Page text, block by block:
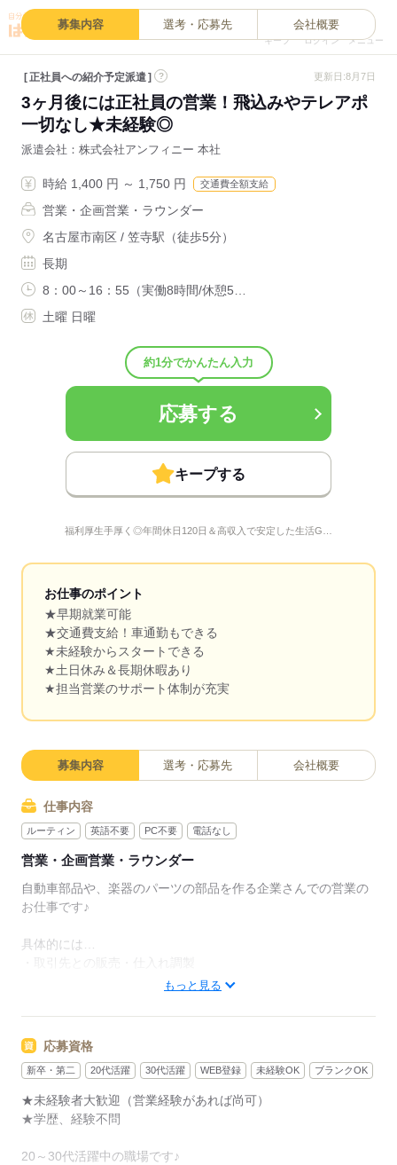
キープ ログイン メニュー
募集内容 選考・応募先 会社概要
正社員への紹介予定派遣 ? 更新日:8月7日
3ヶ月後には正社員の営業！飛込みやテレアポ
一切なし★未経験◎
派遣会社 株式会社アンフィニー 本社
時給 1,400 円 ～ 1,750 円 交通費全額支給
営業・企画営業・ラウンダー
名古屋市南区 / 笠寺駅（徒歩5分）
長期
8：00～16：55（実働8時間/休憩5…
土曜 日曜
約1分でかんたん入力
応募する
キープする
福利厚生手厚く◎年間休日120日＆高収入で安定した生活G…
お仕事のポイント
★早期就業可能
★交通費支給！車通勤もできる
★未経験からスタートできる
★土日休み＆長期休暇あり
★担当営業のサポート体制が充実
募集内容 選考・応募先 会社概要
仕事内容
ルーティン 英語不要 PC不要 電話なし
営業・企画営業・ラウンダー
自動車部品や、楽器のパーツの部品を作る企業さんでの営業の
お仕事です♪
具体的には…
・販売製品を通じて取引先へのアフターフォロー
初めのうちはわからないことが当たり前！
困ったときは近くに先輩がいるのでいつでも相談可能。
社内で話しにくいことは担当営業にすぐ相談できることもメリ
ット。
応募する
もっと見る
応募資格
新卒・第二 20代活躍 30代活躍 WEB登録 未経験OK ブランクOK
★未経験者大歓迎（営業経験があれば尚可）
★学歴、経験不問
20～30代活躍中の職場です♪